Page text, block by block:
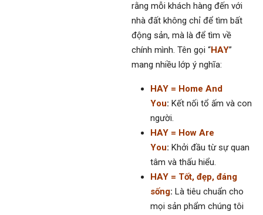
rằng mỗi khách hàng đến với
nhà đất không chỉ để tìm bất
động sản, mà là để tìm về
chính mình. Tên gọi “HAY”
mang nhiều lớp ý nghĩa:
HAY = Home And
You: Kết nối tổ ấm và con
người.
HAY = How Are
You: Khởi đầu từ sự quan
tâm và thấu hiểu.
HAY = Tốt, đẹp, đáng
sống: Là tiêu chuẩn cho
mọi sản phẩm chúng tôi